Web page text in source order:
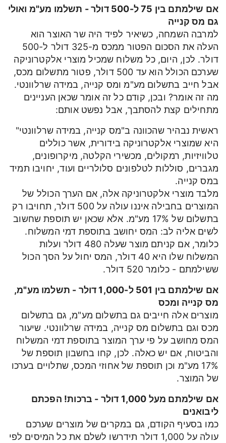
אם שילמתם בין 75 ל-500 דולר - תשלמו מע"מ ואולי
גם מס קנייה
למרבה השמחה, כשיאיר לפיד היה שר האוצר הוא
העלה את הסכום הפטור ממכס מ-325 דולר ל-500
דולר. לכן, היום, כל משלוח שמכיל מוצרי אלקטרוניקה
שערכם הכולל הוא עד 500 דולר, פטור מתשלום מכס,
אבל חייב בתשלום מע"מ ומס קנייה, במידה שרלוונטי.
מה זה אומר? ובכן, קודם כל זה אומר שכאן העניינים
מתחילים קצת להסתבך, אבל נפשט אותם:
ראשית נבהיר שהכוונה ב"מס קנייה, במידה שרלוונטי"
היא שמוצרי אלקטרוניקה בידורית, אשר כוללים
טלוויזיות, רמקולים, מכשירי הקלטה, מיקרופונים,
מגברים, סוללות לטלפונים סלולריים ועוד, יחויבו תמיד
במס קנייה.
מלבד מוצרי אלקטרוניקה אלה, אם הערך הכולל של
המוצרים בחבילה איננו עולה על 500 דולר, תחויבו רק
בתשלום של 17% מע"מ. אלא שכאן יש תוספת שחשוב
לשים אליה לב: המס יחושב בתוספת דמי המשלוח.
כלומר, אם קניתם מוצר שעלה 480 דולר ועלות
המשלוח שלו היא 40 דולר, המס יחול על הסך הכול
ששילמתם - כלומר 520 דולר.
אם שילמתם בין 501 ל-1,000 דולר - תשלמו מע"מ,
מס קנייה ומכס
מוצרים אלה חייבים גם בתשלום מע"מ, גם בתשלום
מכס וגם בתשלום מס קנייה, במידה שרלוונטי. שיעור
המס מחושב על פי ערך המוצר בתוספת דמי המשלוח
והביטוח, אם יש כאלה. לכן, קחו בחשבון תוספת של
17% מע"מ וכן תוספת של אחוזי המכס, שתלויים בערכו
של המוצר.
אם שילמתם מעל 1,000 דולר - ברכות! הפכתם
ליבואנים
כמו בסעיף הקודם, גם במקרים של מוצרים שערכם
עולה על 1,000 דולר תידרשו לשלם את כל המיסים לפי